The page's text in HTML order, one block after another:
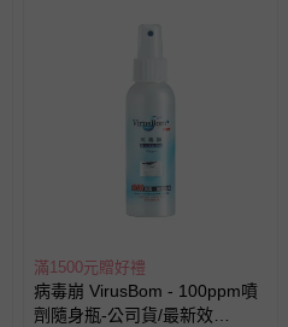
滿1500元贈好禮
病毒崩 VirusBom - 100ppm噴
劑隨身瓶-公司貨/最新效